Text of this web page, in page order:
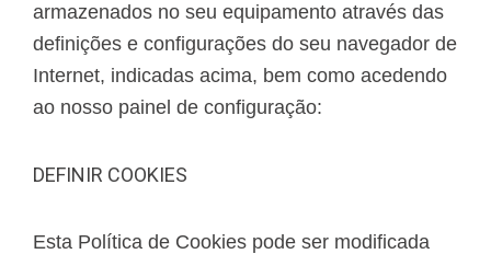
armazenados no seu equipamento através das
definições e configurações do seu navegador de
Internet, indicadas acima, bem como acedendo
ao nosso painel de configuração:
DEFINIR COOKIES
Esta Política de Cookies pode ser modificada